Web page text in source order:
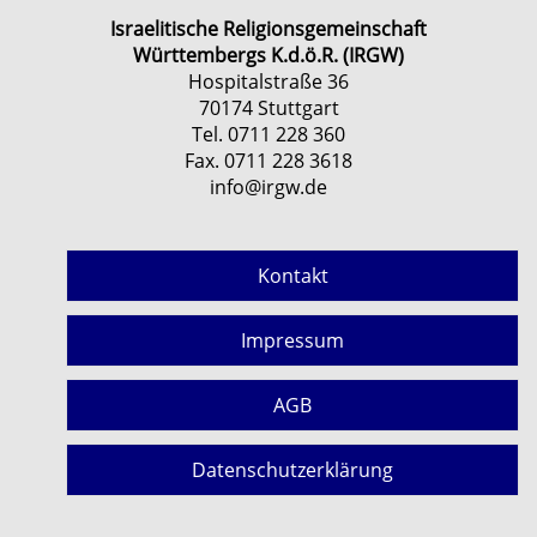
Israelitische Religionsgemeinschaft
Württembergs K.d.ö.R. (IRGW)
Hospitalstraße 36
70174 Stuttgart
Tel. 0711 228 360
Fax. 0711 228 3618
info@irgw.de
Kontakt
Impressum
AGB
Datenschutzerklärung